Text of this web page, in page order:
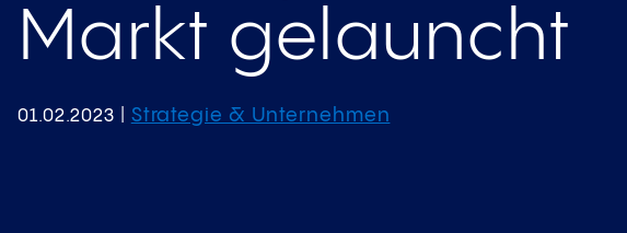
Markt gelauncht
01.02.2023 Strategie & Unternehmen